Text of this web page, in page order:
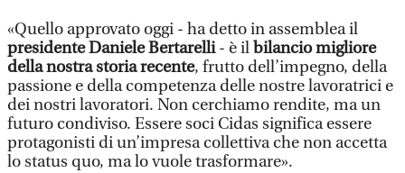
«Quello approvato oggi - ha detto in assemblea il
presidente Daniele Bertarelli- è il bilancio migliore
della nostra storia recente, frutto dell’impegno, della
passione e della competenza delle nostre lavoratrici e
dei nostri lavoratori. Non cerchiamo rendite, ma un
futuro condiviso. Essere soci Cidas significa essere
protagonisti di un’impresa collettiva che non accetta
lo status quo, ma lo vuole trasformare».